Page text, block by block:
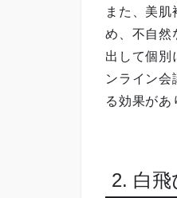
また、美
め、不自然
出して個別
ンライン
る効果があ
2. 白